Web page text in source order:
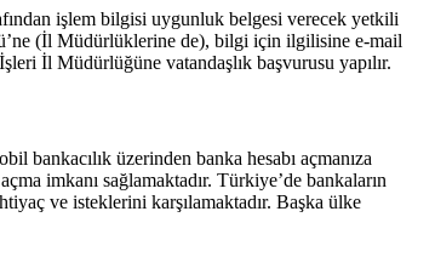
işlem bilgisi uygunluk belgesi verecek yetkili
(İl Müdürlüklerine de), bilgi için ilgilisine e-mail
İl Müdürlüğüne vatandaşlık başvurusu yapılır.
bankacılık üzerinden banka hesabı açmanıza
imkanı sağlamaktadır. Türkiye’de bankaların
ve isteklerini karşılamaktadır. Başka ülke